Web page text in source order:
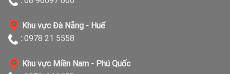
Khu vực Đà Nẵng - Huế
: 0978 21 5558
Khu vực Miền Nam - Phú Quốc